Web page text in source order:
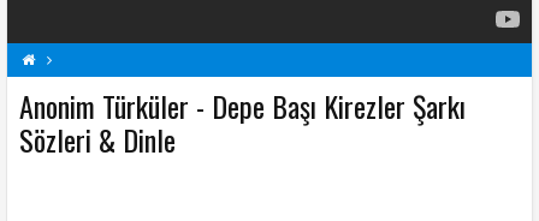
A Anonim Türküler Şarkı Sözleri
Depe Başı Kirezler Şarkı Sözleri
Şarkı Sözleri
Anonim Türküler - Depe Başı Kirezler Şarkı
Sözleri & Dinle